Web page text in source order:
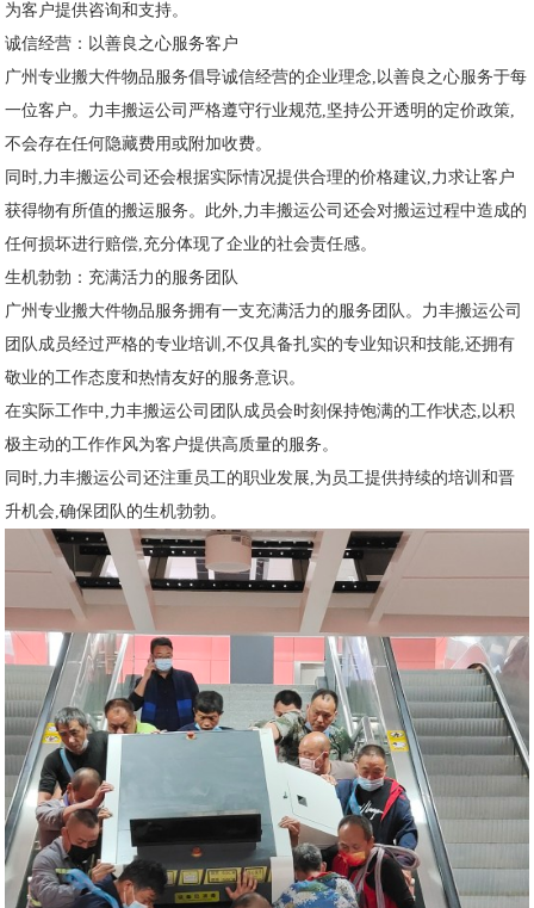
为客户提供咨询和支持。
诚信经营：以善良之心服务客户
广州专业搬大件物品服务倡导诚信经营的企业理念,以善良之心服务于每
一位客户。力丰搬运公司严格遵守行业规范,坚持公开透明的定价政策,
不会存在任何隐藏费用或附加收费。
同时,力丰搬运公司还会根据实际情况提供合理的价格建议,力求让客户
获得物有所值的搬运服务。此外,力丰搬运公司还会对搬运过程中造成的
任何损坏进行赔偿,充分体现了企业的社会责任感。
生机勃勃：充满活力的服务团队
广州专业搬大件物品服务拥有一支充满活力的服务团队。力丰搬运公司
团队成员经过严格的专业培训,不仅具备扎实的专业知识和技能,还拥有
敬业的工作态度和热情友好的服务意识。
在实际工作中,力丰搬运公司团队成员会时刻保持饱满的工作状态,以积
极主动的工作作风为客户提供高质量的服务。
同时,力丰搬运公司还注重员工的职业发展,为员工提供持续的培训和晋
升机会,确保团队的生机勃勃。